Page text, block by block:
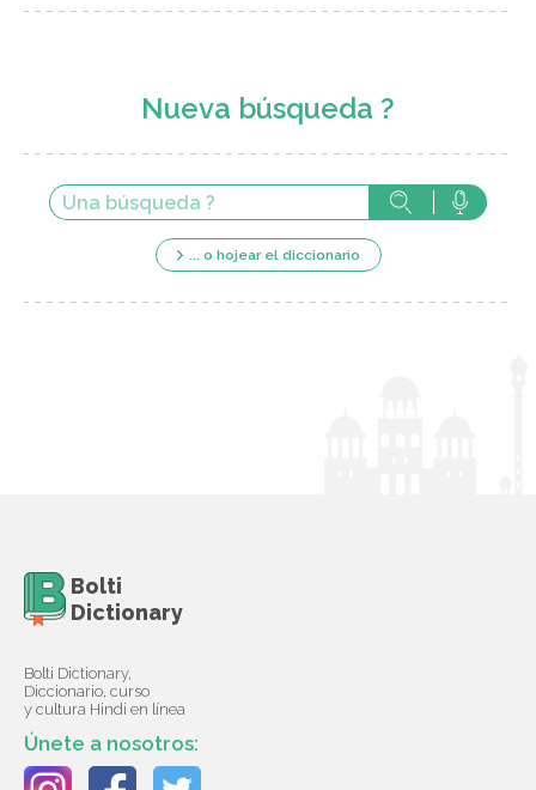
Nueva búsqueda ?
... o hojear el diccionario
Bolti
Dictionary
Bolti Dictionary,
Diccionario, curso
y cultura Hindi en línea
Únete a nosotros: